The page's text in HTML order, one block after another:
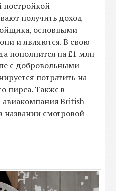
постройкой
получить доход
основными
и являются. В свою
пополнится на £1 млн
с добровольными
потратить на
пирса. Также в
авиакомпания British
названии смотровой